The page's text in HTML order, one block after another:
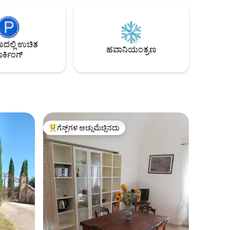
ಉಚಿತ
ಹವಾನಿಯಂತ್ರಣ
ಗೆಸ್ಟ್‌ಗಳಿಗೆ ಅತಿ ಹೆಚ್ಚು ಅಚ್ಚುಮೆಚ್ಚಿನದು
ಗೆಸ್ಟ್‌ಗಳ ಅಚ್ಚುಮೆಚ್ಚಿನದು